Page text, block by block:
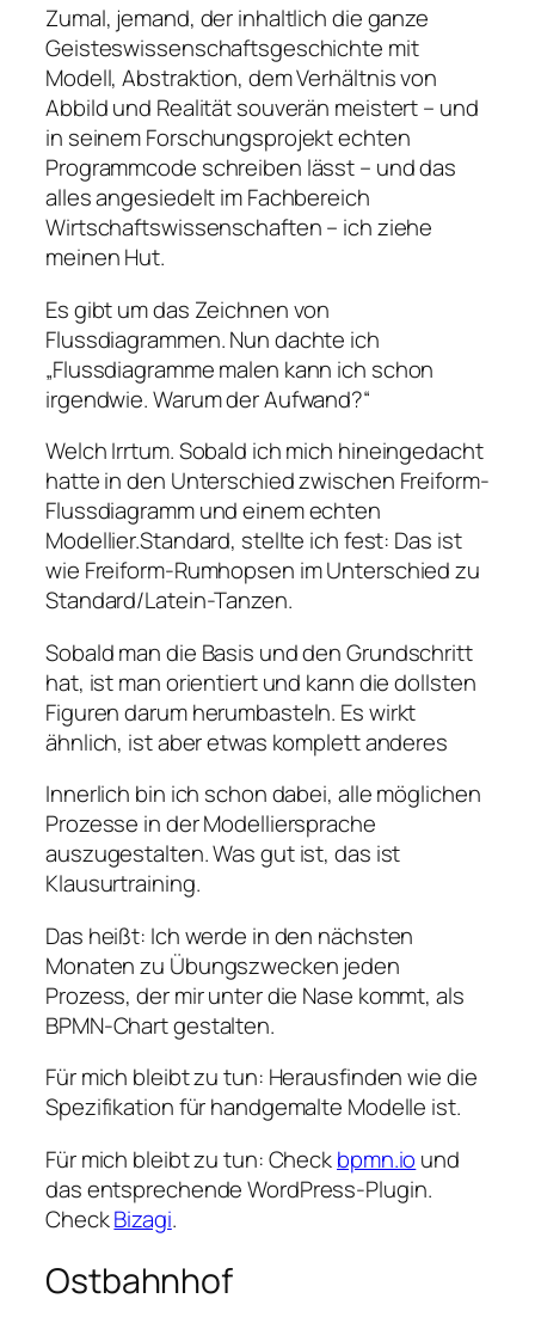
Zumal, jemand, der inhaltlich die ganze
Geisteswissenschaftsgeschichte mit
Modell, Abstraktion, dem Verhältnis von
Abbild und Realität souverän meistert – und
in seinem Forschungsprojekt echten
Programmcode schreiben lässt – und das
alles angesiedelt im Fachbereich
Wirtschaftswissenschaften – ich ziehe
meinen Hut.
Es gibt um das Zeichnen von
Flussdiagrammen. Nun dachte ich
„Flussdiagramme malen kann ich schon
irgendwie. Warum der Aufwand?“
Welch Irrtum. Sobald ich mich hineingedacht
hatte in den Unterschied zwischen Freiform-
Flussdiagramm und einem echten
Modellier.Standard, stellte ich fest: Das ist
wie Freiform-Rumhopsen im Unterschied zu
Standard/Latein-Tanzen.
Sobald man die Basis und den Grundschritt
hat, ist man orientiert und kann die dollsten
Figuren darum herumbasteln. Es wirkt
ähnlich, ist aber etwas komplett anderes
Innerlich bin ich schon dabei, alle möglichen
Prozesse in der Modelliersprache
auszugestalten. Was gut ist, das ist
Klausurtraining.
Das heißt: Ich werde in den nächsten
Monaten zu Übungszwecken jeden
Prozess, der mir unter die Nase kommt, als
BPMN-Chart gestalten.
Für mich bleibt zu tun: Herausfinden wie die
Spezifikation für handgemalte Modelle ist.
Für mich bleibt zu tun: Checkbpmn.io und
das entsprechende WordPress-Plugin.
CheckBizagi.
Ostbahnhof